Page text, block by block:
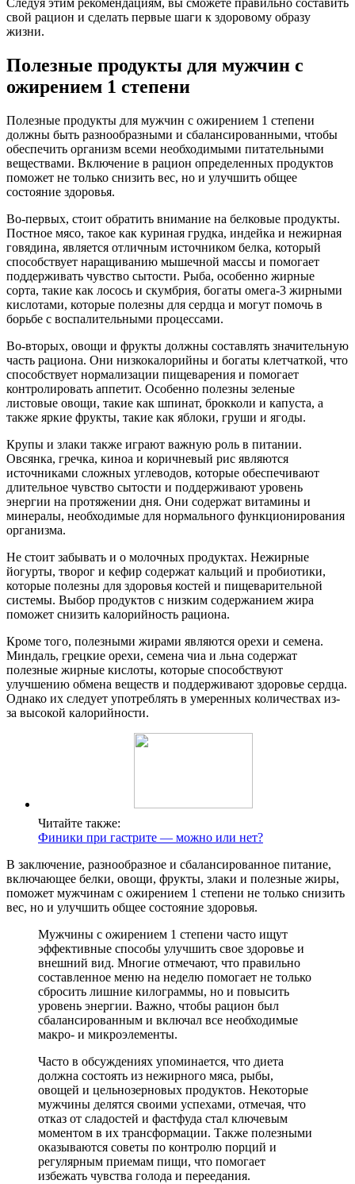
Следуя этим рекомендациям, вы сможете правильно составить
свой рацион и сделать первые шаги к здоровому образу
жизни.
Полезные продукты для мужчин с
ожирением 1 степени
Полезные продукты для мужчин с ожирением 1 степени
должны быть разнообразными и сбалансированными, чтобы
обеспечить организм всеми необходимыми питательными
веществами. Включение в рацион определенных продуктов
поможет не только снизить вес, но и улучшить общее
состояние здоровья.
Во-первых, стоит обратить внимание на белковые продукты.
Постное мясо, такое как куриная грудка, индейка и нежирная
говядина, является отличным источником белка, который
способствует наращиванию мышечной массы и помогает
поддерживать чувство сытости. Рыба, особенно жирные
сорта, такие как лосось и скумбрия, богаты омега-3 жирными
кислотами, которые полезны для сердца и могут помочь в
борьбе с воспалительными процессами.
Во-вторых, овощи и фрукты должны составлять значительную
часть рациона. Они низкокалорийны и богаты клетчаткой, что
способствует нормализации пищеварения и помогает
контролировать аппетит. Особенно полезны зеленые
листовые овощи, такие как шпинат, брокколи и капуста, а
также яркие фрукты, такие как яблоки, груши и ягоды.
Крупы и злаки также играют важную роль в питании.
Овсянка, гречка, киноа и коричневый рис являются
источниками сложных углеводов, которые обеспечивают
длительное чувство сытости и поддерживают уровень
энергии на протяжении дня. Они содержат витамины и
минералы, необходимые для нормального функционирования
организма.
Не стоит забывать и о молочных продуктах. Нежирные
йогурты, творог и кефир содержат кальций и пробиотики,
которые полезны для здоровья костей и пищеварительной
системы. Выбор продуктов с низким содержанием жира
поможет снизить калорийность рациона.
Кроме того, полезными жирами являются орехи и семена.
Миндаль, грецкие орехи, семена чиа и льна содержат
полезные жирные кислоты, которые способствуют
улучшению обмена веществ и поддерживают здоровье сердца.
Однако их следует употреблять в умеренных количествах из-
за высокой калорийности.
Читайте также:
Финики при гастрите — можно или нет?
В заключение, разнообразное и сбалансированное питание,
включающее белки, овощи, фрукты, злаки и полезные жиры,
поможет мужчинам с ожирением 1 степени не только снизить
вес, но и улучшить общее состояние здоровья.
Мужчины с ожирением 1 степени часто ищут
эффективные способы улучшить свое здоровье и
внешний вид. Многие отмечают, что правильно
составленное меню на неделю помогает не только
сбросить лишние килограммы, но и повысить
уровень энергии. Важно, чтобы рацион был
сбалансированным и включал все необходимые
макро- и микроэлементы.
Часто в обсуждениях упоминается, что диета
должна состоять из нежирного мяса, рыбы,
овощей и цельнозерновых продуктов. Некоторые
мужчины делятся своими успехами, отмечая, что
отказ от сладостей и фастфуда стал ключевым
моментом в их трансформации. Также полезными
оказываются советы по контролю порций и
регулярным приемам пищи, что помогает
избежать чувства голода и переедания.